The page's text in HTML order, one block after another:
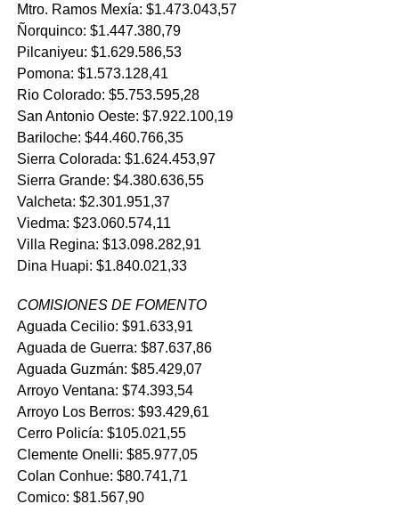
Mtro. Ramos Mexía: $1.473.043,57
Ñorquinco: $1.447.380,79
Pilcaniyeu: $1.629.586,53
Pomona: $1.573.128,41
Rio Colorado: $5.753.595,28
San Antonio Oeste: $7.922.100,19
Bariloche: $44.460.766,35
Sierra Colorada: $1.624.453,97
Sierra Grande: $4.380.636,55
Valcheta: $2.301.951,37
Viedma: $23.060.574,11
Villa Regina: $13.098.282,91
Dina Huapi: $1.840.021,33
COMISIONES DE FOMENTO
Aguada Cecilio: $91.633,91
Aguada de Guerra: $87.637,86
Aguada Guzmán: $85.429,07
Arroyo Ventana: $74.393,54
Arroyo Los Berros: $93.429,61
Cerro Policía: $105.021,55
Clemente Onelli: $85.977,05
Colan Conhue: $80.741,71
Comico: $81.567,90